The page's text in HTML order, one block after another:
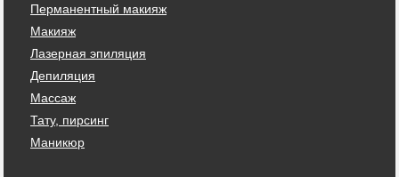
Перманентный макияж
Макияж
Лазерная эпиляция
Депиляция
Массаж
Тату, пирсинг
Маникюр